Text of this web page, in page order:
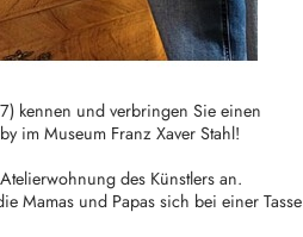
kennen und verbringen Sie einen
im Museum Franz Xaver Stahl!
des Künstlers an.
Mamas und Papas sich bei einer Tasse